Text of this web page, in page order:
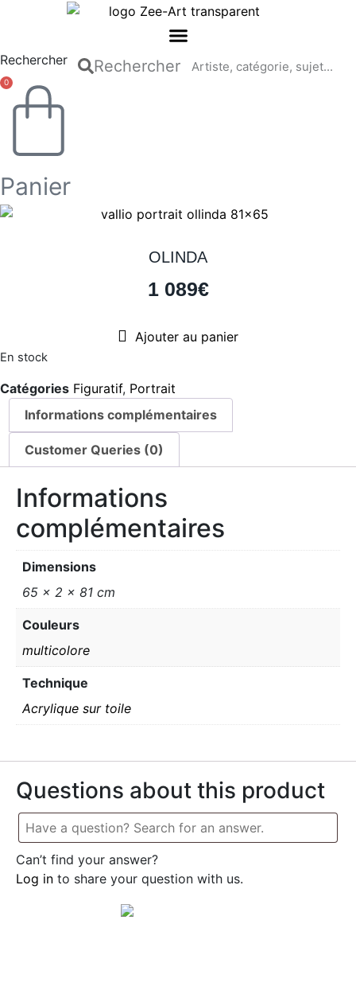
Rechercher
Rechercher
0
Panier
OLINDA
1 089€
Ajouter au panier
En stock
Catégories Figuratif, Portrait
Informations complémentaires
Customer Queries (0)
Informations
complémentaires
Dimensions
65 × 2 × 81 cm
Couleurs
multicolore
Technique
Acrylique sur toile
Questions about this product
Can’t find your answer?
Log in to share your question with us.